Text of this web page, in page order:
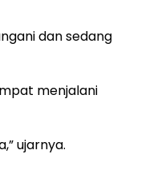
dan sedang
menjalani
ujarnya.